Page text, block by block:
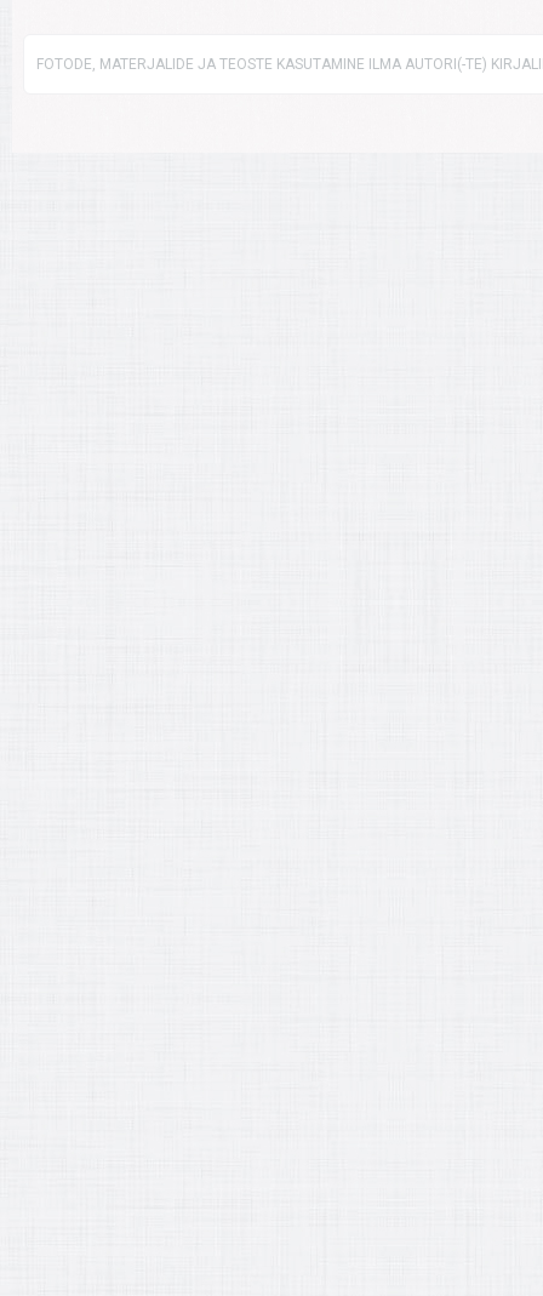
FOTODE, MATERJALIDE JA TEOSTE KASUTAMINE ILMA AUTORI(-TE)